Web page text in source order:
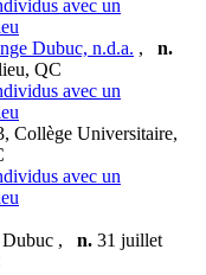
Dubuc, n.d.a. , n.
QC
Collège Universitaire,
, n. 31 juillet